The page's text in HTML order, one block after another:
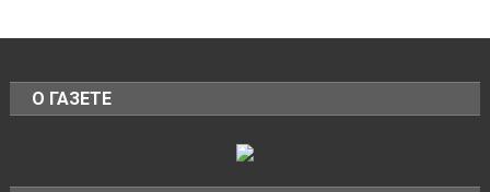
О ГАЗЕТЕ